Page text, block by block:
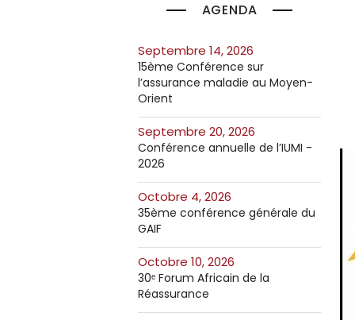
AGENDA
septembre 14, 2026
15ème Conférence sur
l’assurance maladie au Moyen-
Orient
septembre 20, 2026
Conférence annuelle de l’IUMI -
2026
octobre 4, 2026
35ème conférence générale du
GAIF
octobre 10, 2026
30ᵉ Forum Africain de la
Réassurance